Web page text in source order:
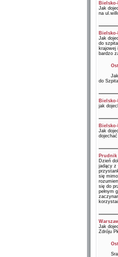
Bielsko-
Jak
na
Bielsko-
Jak
do
krajowej
bardzo
Jak
do
Bielsko-
jak
Bielsko-
Jak
Prudnik
Dzień
jadący z
się
się do
pełnym
Jak
Zdróju